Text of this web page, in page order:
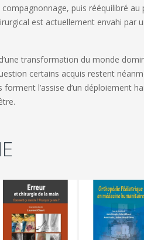
puis rééquilibré au
est actuellement envahi par
transformation du monde
certains acquis restent
l’assise d’un déploiement